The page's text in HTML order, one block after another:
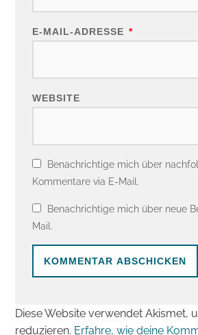
E-MAIL-ADRESSE *
WEBSITE
Benachrichtige mich über
Kommentare via E-Mail.
Benachrichtige mich über neue
Mail.
Diese Website verwendet Akismet,
reduzieren. Erfahre, wie deine